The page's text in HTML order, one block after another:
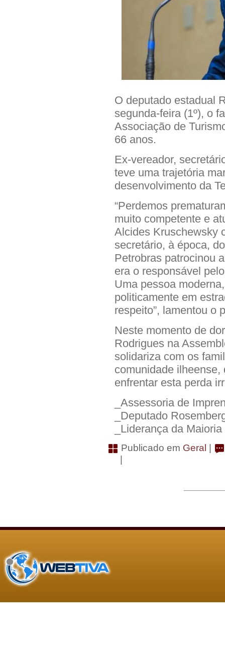
O deputado estadual
segunda-feira (1º), o
Associação de
66 anos.
Ex-vereador,
teve uma trajetória
desenvolvimento da
“Perdemos
muito competente e
Alcides Kruschewsky
secretário, à época,
Petrobras patrocinou
era o responsável
Uma pessoa
politicamente em
respeito”, lamentou o
Neste momento de
Rodrigues na
solidariza com os
comunidade
enfrentar esta perda
_Assessoria de
_Deputado
_Liderança da
Publicado em Geral